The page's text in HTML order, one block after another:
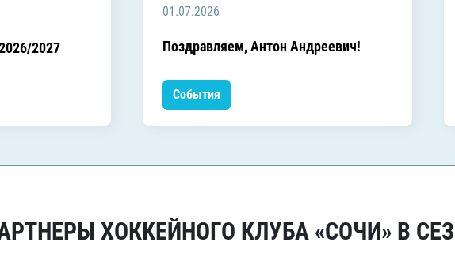
2027
01.07.2026
Поздравляем, Антон Андреевич!
События
ХОККЕЙНОГО КЛУБА «СОЧИ» В